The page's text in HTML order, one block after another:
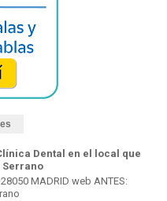
Dental en el local que
Serrano
MADRID web ANTES: